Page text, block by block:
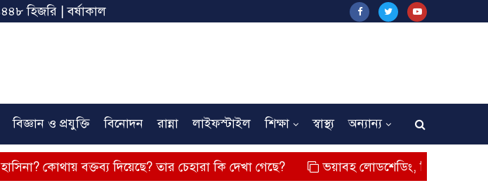
হিজরি | বর্ষাকাল
বিজ্ঞান ও প্রযুক্তি বিনোদন রান্না লাইফস্টাইল শিক্ষা স্বাস্থ্য অন্যান্য
বক্তব্য দিয়েছে? তার চেহারা কি দেখা গেছে? ভয়াবহ লোডশেডিং, বিদ্যুত – গ্যাসের